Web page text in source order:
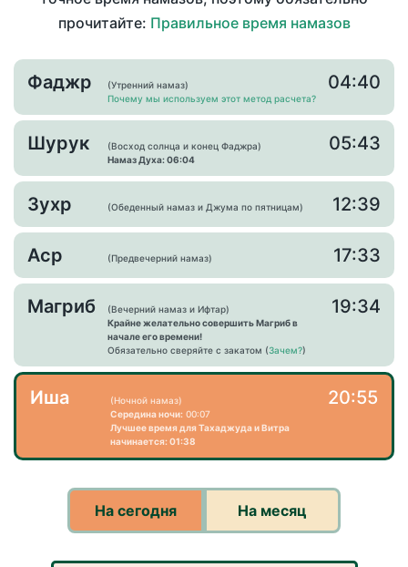
прочитайте: Правильное время намазов
Фаджр
(Утренний намаз)
Почему мы используем этот метод расчета?
04:40
Шурук
(Восход солнца и конец Фаджра)
Намаз Духа: 06:04
05:43
Зухр (Обеденный намаз и Джума по пятницам) 12:39
Аср (Предвечерний намаз) 17:33
Магриб
(Вечерний намаз и Ифтар)
Крайне желательно совершить Магриб в
начале его времени!
Обязательно сверяйте с закатом (Зачем?)
19:34
Иша
(Ночной намаз)
Середина ночи: 00:07
Лучшее время для Тахаджуда и Витра
начинается: 01:38
20:55
На сегодня На месяц